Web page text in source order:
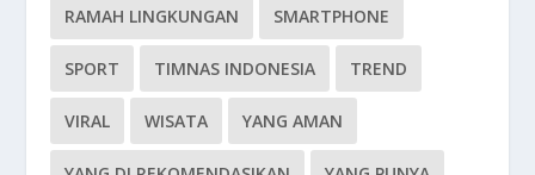
RAMAH LINGKUNGAN SMARTPHONE
SPORT TIMNAS INDONESIA TREND
VIRAL WISATA YANG AMAN